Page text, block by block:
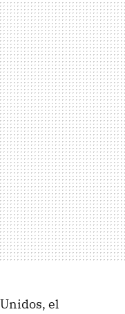
el